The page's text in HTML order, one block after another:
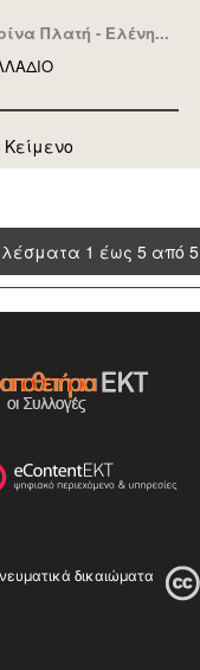
Πλατή - Ελένη...
Κείμενο
1 έως 5 από 5